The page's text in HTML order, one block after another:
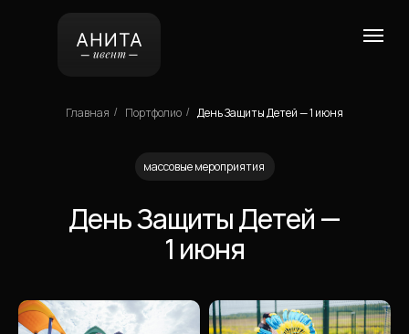
Главная / Портфолио / День Защиты Детей — 1 июня
День Защиты Детей —
1 июня
массовые мероприятия